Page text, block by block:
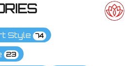
Style 74
23